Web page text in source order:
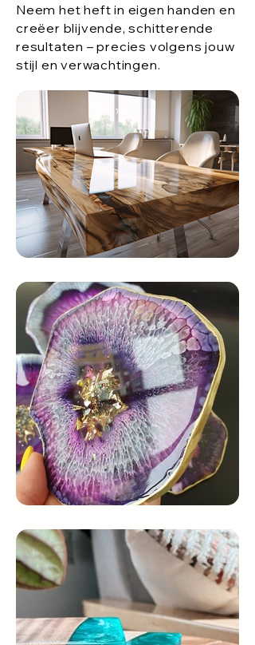
Neem het heft in eigen handen en
creëer blijvende, schitterende
resultaten – precies volgens jouw
stijl en verwachtingen.